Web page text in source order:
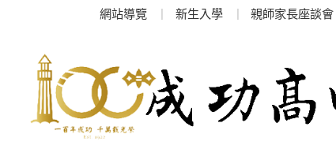
網站導覽 新生入學 親師家長座談會